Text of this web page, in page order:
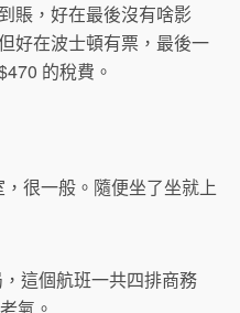
賬，好在最後沒有啥影
好在波士頓有票，最後一
的稅費。
很一般。隨便坐了坐就上
這個航班一共四排商務